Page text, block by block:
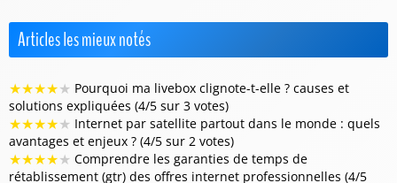
Articles les mieux notés
★★★★★ Pourquoi ma livebox clignote-t-elle ? causes et
solutions expliquées (4/5 sur 3 votes)
★★★★★ Internet par satellite partout dans le monde : quels
avantages et enjeux ? (4/5 sur 2 votes)
★★★★★ Comprendre les garanties de temps de
rétablissement (gtr) des offres internet professionnelles (4/5